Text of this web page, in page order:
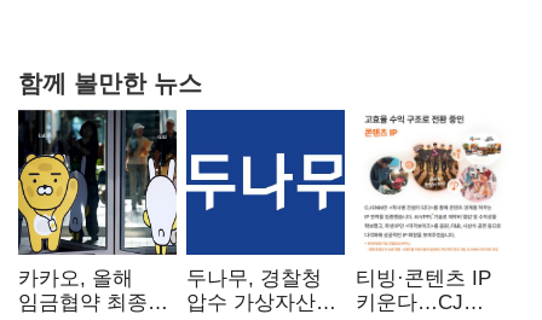
함께 볼만한 뉴스
카카오, 올해
임금협약 최종
두나무, 경찰청
압수 가상자산
티빙·콘텐츠 IP
키운다…CJ